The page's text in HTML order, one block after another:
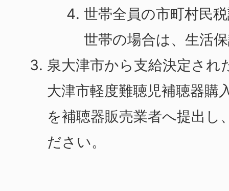
世帯全員の市町村民
世帯の場合は、生活
泉大津市から支給決定され
大津市軽度難聴児補聴器購
を補聴器販売業者へ提出し
ださい。